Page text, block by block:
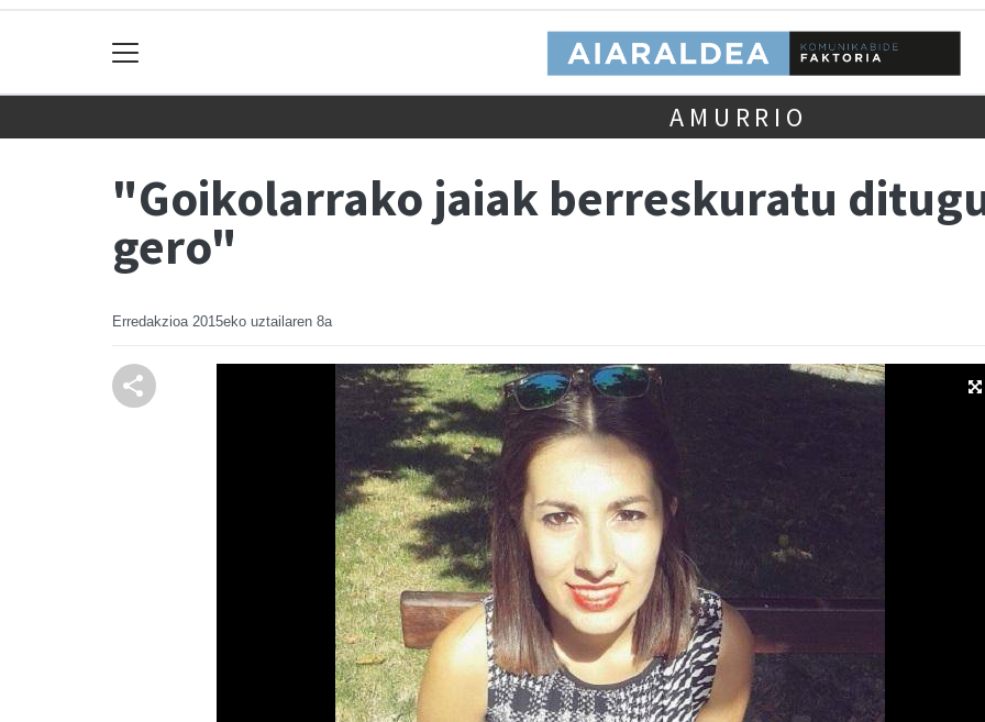
AMURRIO
"Goikolarrako jaiak berreskuratu
gero"
Erredakzioa 2015eko uztailaren 8a